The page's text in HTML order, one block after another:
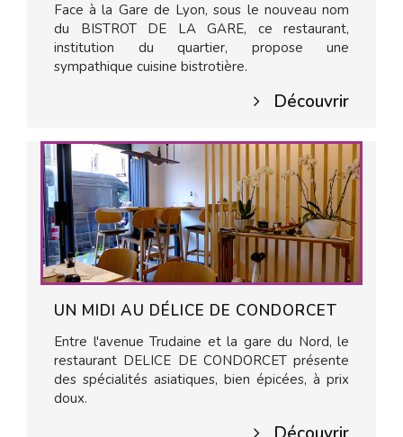
Face à la Gare de Lyon, sous le nouveau nom
du BISTROT DE LA GARE, ce restaurant,
institution du quartier, propose une
sympathique cuisine bistrotière.
Découvrir
UN MIDI AU DÉLICE DE CONDORCET
Entre l'avenue Trudaine et la gare du Nord, le
restaurant DELICE DE CONDORCET présente
des spécialités asiatiques, bien épicées, à prix
doux.